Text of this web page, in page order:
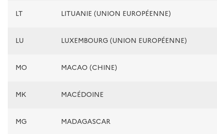
LT LITUANIE (UNION EUROPÉENNE)
LU LUXEMBOURG (UNION EUROPÉENNE)
MO MACAO (CHINE)
MK MACÉDOINE
MG MADAGASCAR